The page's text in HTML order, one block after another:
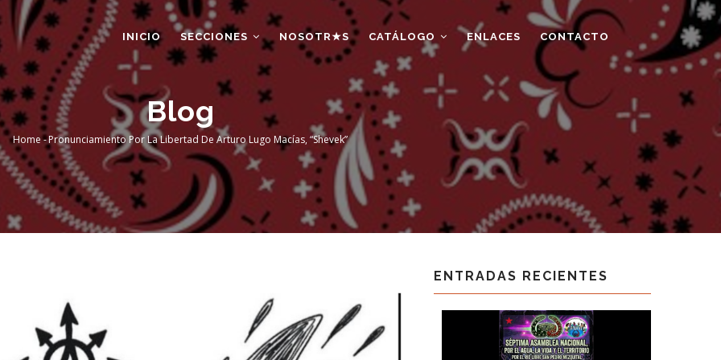
INICIO SECCIONES NOSOTR★S CATÁLOGO ENLACES CONTACTO
Blog
Breadcrumb
Home -Pronunciamiento Por La Libertad De Arturo Lugo Macías, “Shevek”
ENTRADAS RECIENTES